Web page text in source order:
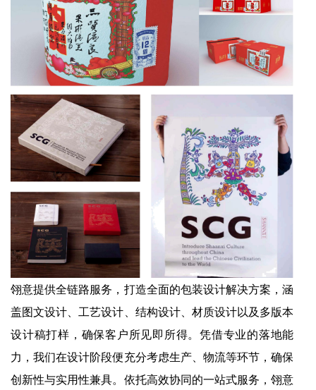
翎意提供全链路服务，打造全面的包装设计解决方案，涵
盖图文设计、工艺设计、结构设计、材质设计以及多版本
设计稿打样，确保客户所见即所得。凭借专业的落地能
力，我们在设计阶段便充分考虑生产、物流等环节，确保
创新性与实用性兼具。依托高效协同的一站式服务，翎意